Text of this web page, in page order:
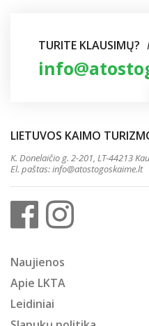
TURITE KLAUSIMŲ?
LIETUVOS KAIMO
K. Donelaičio g. 2-201, LT-44213
El. paštas:info@atostogoskaime.lt
Naujienos
Apie LKTA
Leidiniai